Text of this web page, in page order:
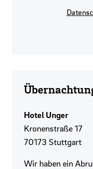
Hotel Unger
Kronenstraße 17
70173 Stuttgart
Wir haben ein